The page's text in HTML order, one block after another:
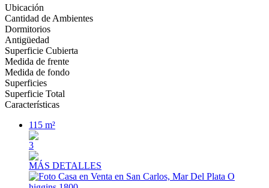
Ubicación
Cantidad de Ambientes
Dormitorios
Antigüedad
Superficie Cubierta
Medida de frente
Medida de fondo
Superficies
Superficie Total
Características
115 m²
3
MÁS DETALLES